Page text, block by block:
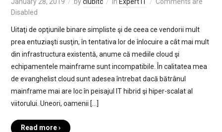
Disabled
Uitaţi de opţiunile binare simpliste şi de ceea ce vendorii mult
prea entuziaşti susţin, în tentativa lor de înlocuire a cât mai mult
din infrastructura existentă, anume că mediile cloud şi
echipamentele mainframe sunt incompatibile. În calitatea mea
de evanghelist cloud sunt adesea întrebat dacă bătrânul
mainframe mai are loc în peisajul IT hibrid şi hiper-scalat al
viitorului. Uneori, oamenii […]
Read more ›